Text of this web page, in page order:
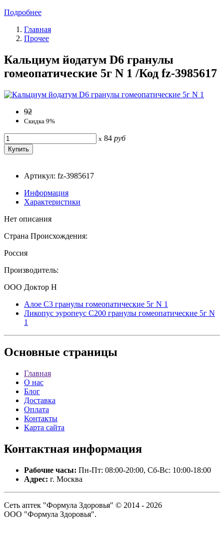
Подробнее
Главная
Прочее
Кальциум йодатум D6 гранулы
гомеопатические 5г N 1 /Код fz-3985617
92
Скидка 9%
x 84 руб
Артикул: fz-3985617
Информация
Характеристики
Нет описания
Страна Происхождения:
Россия
Производитель:
ООО Доктор Н
Алое C3 гранулы гомеопатические 5г N 1
Ликопус эуропеус С200 гранулы гомеопатические 5г N
1
Основные страницы
Главная
О нас
Блог
Доставка
Оплата
Контакты
Карта сайта
Контактная информация
Рабочие часы: Пн-Пт: 08:00-20:00, Сб-Вс: 10:00-18:00
Адрес: г. Москва
Сеть аптек "Формула Здоровья" © 2014 - 2026
ООО "Формула Здоровья".